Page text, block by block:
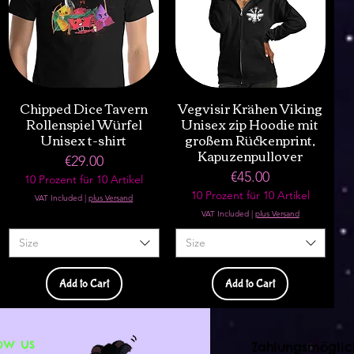
Chipped Dice Tavern
Rollenspiel Würfel
Unisex t-shirt
Price
€29.00
10 Prozent für 10 Artikel
VAT Included |plus Versand
Size
Add to Cart
Vegvisir Krähen Viking
Unisex zip Hoodie mit
großem Rückenprint,
Kapuzenpullover
Price
€45.00
10 Prozent für 10 Artikel
VAT Included| plus Versand
Size
Add to Cart
us